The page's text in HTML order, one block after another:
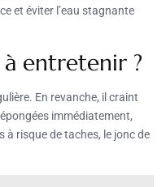
et éviter l’eau stagnante
à entretenir ?
En revanche, il craint
immédiatement,
à risque de taches, le jonc de